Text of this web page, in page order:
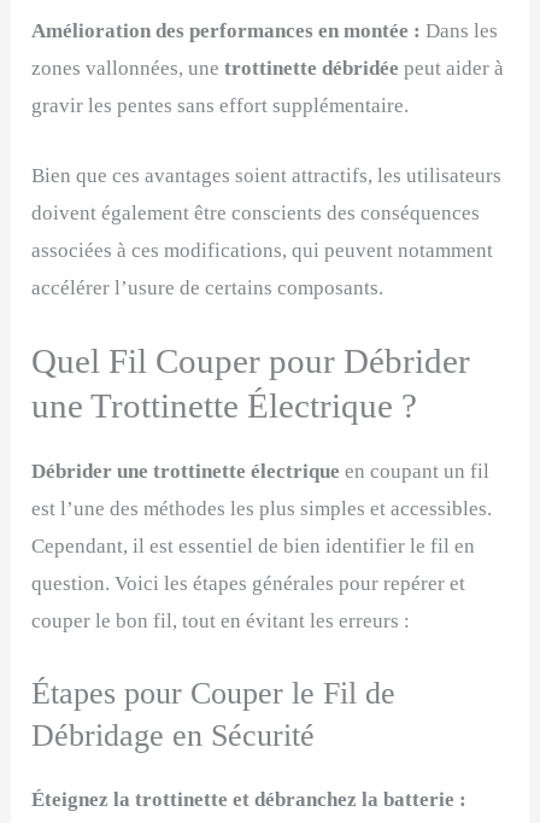
Amélioration des performances en montée : Dans les
zones vallonnées, unetrottinette débridée peut aider à
gravir les pentes sans effort supplémentaire.
Bien que ces avantages soient attractifs, les utilisateurs
doivent également être conscients des conséquences
associées à ces modifications, qui peuvent notamment
accélérer l’usure de certains composants.
Quel Fil Couper pour Débrider
une Trottinette Électrique ?
Débrider une trottinette électrique en coupant un fil
est l’une des méthodes les plus simples et accessibles.
Cependant, il est essentiel de bien identifier le fil en
question. Voici les étapes générales pour repérer et
couper le bon fil, tout en évitant les erreurs :
Étapes pour Couper le Fil de
Débridage en Sécurité
Éteignez la trottinette et débranchez la batterie :